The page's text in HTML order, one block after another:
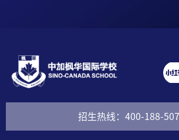
招生热线：400-188-